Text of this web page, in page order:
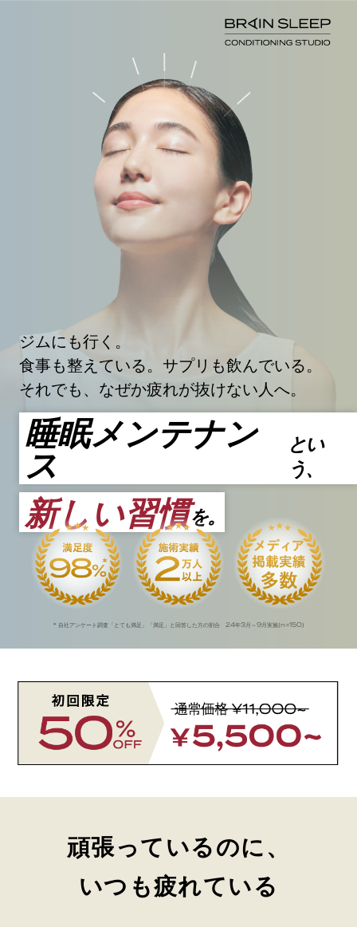
ジムにも行く。
食事も整えている。サプリも飲んでいる。
それでも、なぜか疲れが抜けない人へ。
睡眠メンテナン
ス
とい
う、
新しい習慣を。
* 自社アンケート調査「とても満足」「満足」と回答した方の割合 24年3月～ 9月実施(n=150)
頑張っているのに、
いつも疲れている